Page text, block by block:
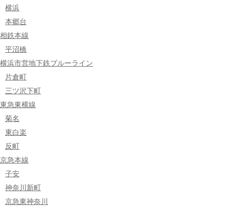
横浜
本郷台
相鉄本線
平沼橋
横浜市営地下鉄ブルーライン
片倉町
三ツ沢下町
東急東横線
菊名
東白楽
反町
京急本線
子安
神奈川新町
京急東神奈川